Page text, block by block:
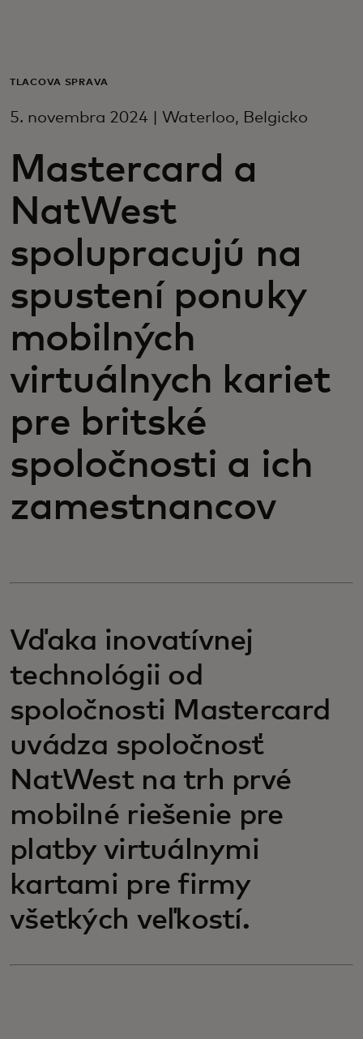
Pre firmy
Pre inovátorov
Novinky a trendy
TLAČOVÁ SPRÁVA
5. novembra 2024 | Waterloo, Belgicko
Mastercard a
NatWest
spolupracujú na
spustení ponuky
mobilných
virtuálnych kariet
pre britské
spoločnosti a ich
zamestnancov
Vďaka inovatívnej
technológii od
spoločnosti Mastercard
uvádza spoločnosť
NatWest na trh prvé
mobilné riešenie pre
platby virtuálnymi
kartami pre firmy
všetkých veľkostí.